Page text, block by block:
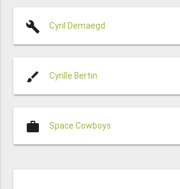
build Cyril Demaegd
brush Cyrille Bertin
work Space Cowboys